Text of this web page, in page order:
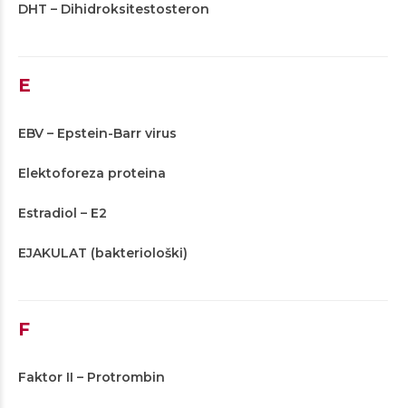
DHT – Dihidroksitestosteron
E
EBV – Epstein-Barr virus
Elektoforeza proteina
Estradiol – E2
EJAKULAT (bakteriološki)
F
Faktor II – Protrombin